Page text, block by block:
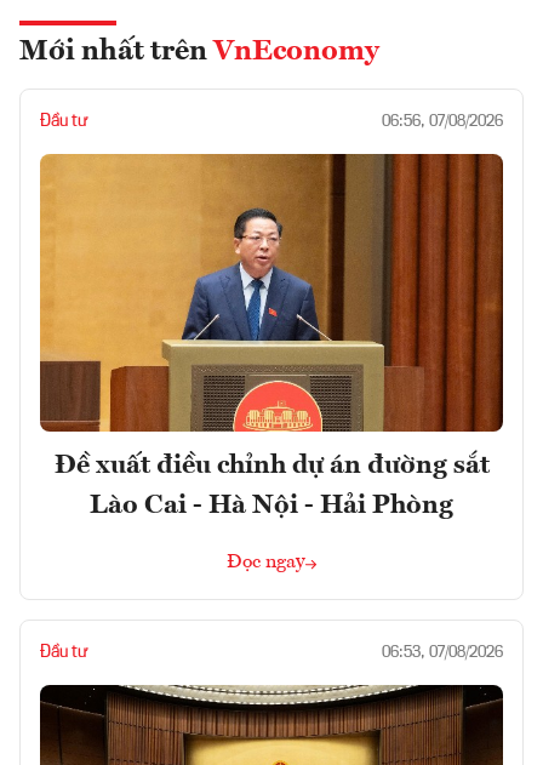
Mới nhất trên VnEconomy
Đầu tư 06:56, 07/08/2026
Đề xuất điều chỉnh dự án đường sắt
Lào Cai - Hà Nội - Hải Phòng
Đọc ngay
Đầu tư 06:53, 07/08/2026